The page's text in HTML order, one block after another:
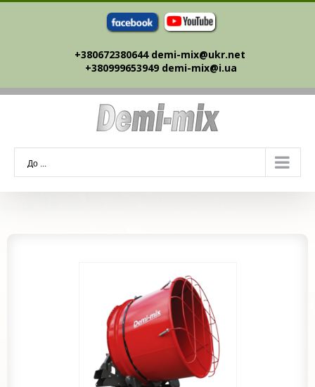
+380672380644 demi-mix@ukr.net ‎
+380999653949 demi-mix@i.ua
До ...